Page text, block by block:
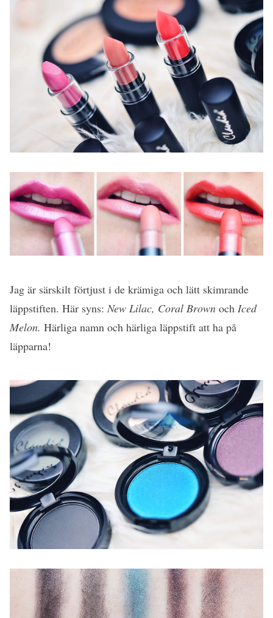
Jag är särskilt förtjust i de krämiga och lätt skimrande
läppstiften. Här syns: New Lilac, Coral Brown och Iced
Melon. Härliga namn och härliga läppstift att ha på
läpparna!